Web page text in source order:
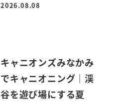
投稿日
2026.08.08
キャニオンズみなかみ
でキャニオニング｜渓
谷を遊び場にする夏